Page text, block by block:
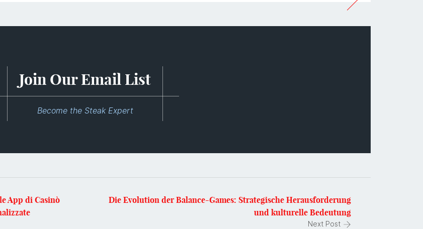
Join Our Email List
Become the Steak Expert
App di Casinò
Die Evolution der Balance-Games: Strategische Herausforderung
und kulturelle Bedeutung
Next Post